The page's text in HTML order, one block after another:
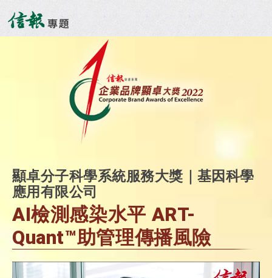
顯卓分子科學系統服務大獎｜基因科學
應用有限公司
AI檢測感染水平 ART-
Quant™助管理傳播風險